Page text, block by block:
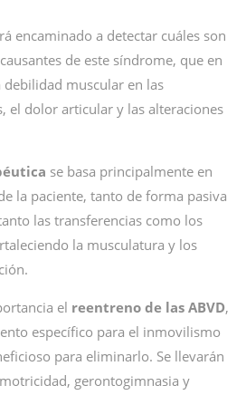
encaminado a detectar cuáles son
de este síndrome, que en
debilidad muscular en las
el dolor articular y las alteraciones
se basa principalmente en
la paciente, tanto de forma pasiva
las transferencias como los
la musculatura y los
el reentreno de las ABVD,
específico para el inmovilismo
para eliminarlo. Se llevarán
gerontogimnasia y